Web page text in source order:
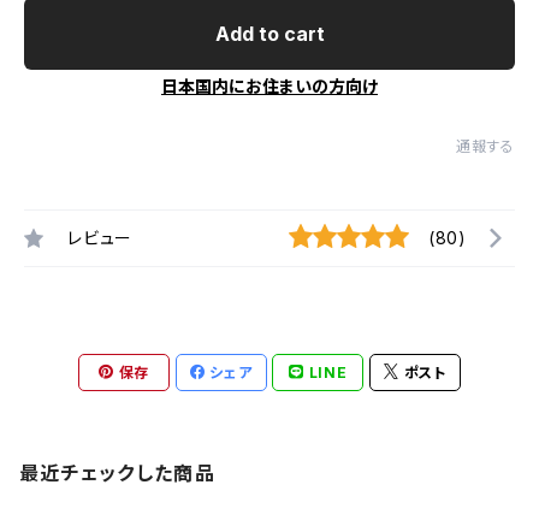
Add to cart
日本国内にお住まいの方向け
通報する
レビュー (80)
保存 シェア LINE ポスト
最近チェックした商品